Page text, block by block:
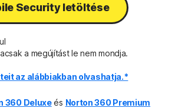
Security letöltése
a megújítást le nem mondja.
az alábbiakban olvashatja.*
360 Deluxeés Norton 360 Premium